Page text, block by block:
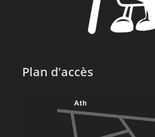
Plan d'accès